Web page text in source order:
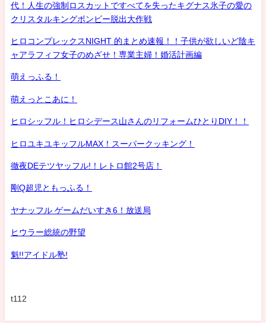
代！人生の強制ロスカットですべてを失ったキグナス氷子の愛の
クリスタルキングボンビー脱出大作戦
ヒロコンプレックスNIGHT 的まとめ速報！！子供が欲しいど陰キ
ャアラフィフ女子のめざせ！専業主婦！婚活計画編
萌えっふる！
萌えっとこあに！
ヒロシッフル！ヒロシデース山さんのリフォームひとりDIY！！
ヒロユキユキッフルMAX！スーパークッキング！
徹夜DEテツヤッフル!！レトロ館2号店！
剛Q超児ともっふる！
ヤナッフル ゲームだいすき6！放送局
ヒウラー総統の野望
魁!!アイドル塾!
t112